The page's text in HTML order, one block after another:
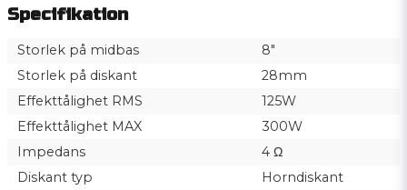
Specifikation
Storlek på midbas
8"
Storlek på diskant
28mm
Effekttålighet RMS
125W
Effekttålighet MAX
300W
Impedans
4 Ω
Diskant typ
Horndiskant